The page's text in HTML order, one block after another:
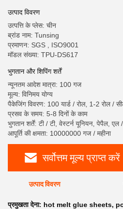
उत्पाद विवरण
उत्पत्ति के प्लेस: चीन
ब्रांड नाम: Tunsing
प्रमाणन: SGS , ISO9001
मॉडल संख्या: TPU-DS617
भुगतान और शिपिंग शर्तें
न्यूनतम आदेश मात्रा: 100 गज
मूल्य: विनिमय योग्य
पैकेजिंग विवरण: 100 यार्ड / रोल, 1-2 रोल /
प्रसव के समय: 5-8 दिनों के काम
भुगतान शर्तें: टी / टी, वेस्टर्न यूनियन, पेपैल, एल
आपूर्ति की क्षमता: 10000000 गज / महीना
सर्वोत्तम मूल्य प्राप्त करें
उत्पाद विवरण
प्रमुखता देना: hot melt glue sheets,